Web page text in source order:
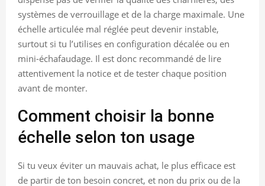
systèmes de verrouillage et de la charge maximale. Une
échelle articulée mal réglée peut devenir instable,
surtout si tu l’utilises en configuration décalée ou en
mini-échafaudage. Il est donc recommandé de lire
attentivement la notice et de tester chaque position
avant de monter.
Comment choisir la bonne
échelle selon ton usage
Si tu veux éviter un mauvais achat, le plus efficace est
de partir de ton besoin concret, et non du prix ou de la